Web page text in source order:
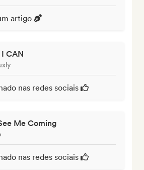
artigo
I CAN
nas redes sociais
Me Coming
nas redes sociais